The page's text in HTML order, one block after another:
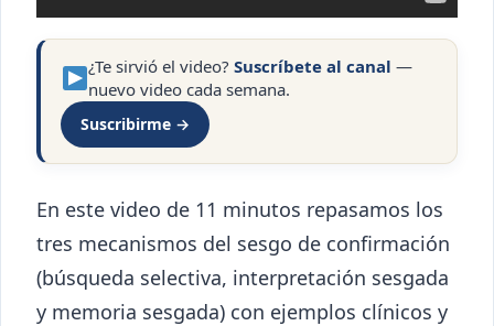
¿Te sirvió el video?Suscríbete al canal —
nuevo video cada semana.
Suscribirme →
En este video de 11 minutos repasamos los
tres mecanismos del sesgo de confirmación
(búsqueda selectiva, interpretación sesgada
y memoria sesgada) con ejemplos clínicos y